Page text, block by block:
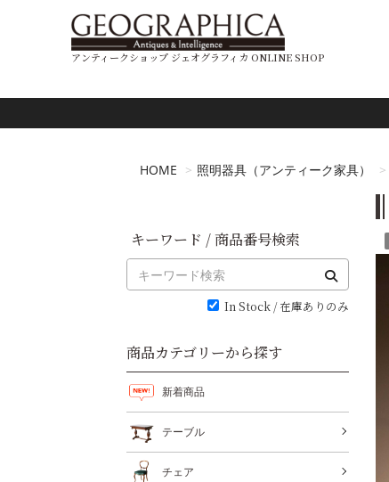
アンティークショップ ジェオグラフィカ ONLINE SHOP
HOME 照明器具（アンティーク家具）
キーワード / 商品番号検索
In Stock / 在庫ありのみ
商品カテゴリーから探す
新着商品
テーブル
チェア